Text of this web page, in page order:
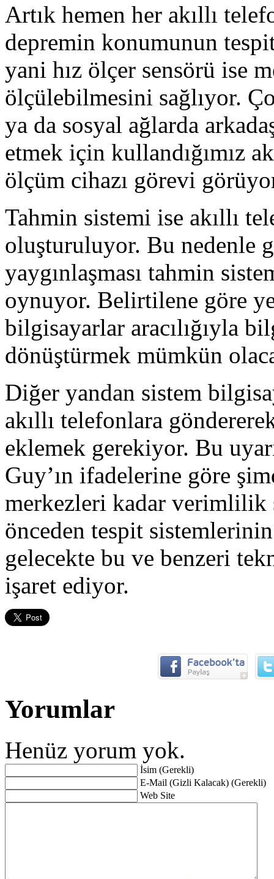
Artık hemen her akıllı
depremin konumunun
yani hız ölçer sensörü ise
ölçülebilmesini sağlıyor.
ya da sosyal ağlarda
etmek için kullandığımız
ölçüm cihazı görevi
Tahmin sistemi ise akıllı
oluşturuluyor. Bu nedenle
yaygınlaşması tahmin
oynuyor. Belirtilene göre
bilgisayarlar aracılığıyla
dönüştürmek mümkün
Diğer yandan sistem
akıllı telefonlara
eklemek gerekiyor. Bu
Guy’ın ifadelerine göre
merkezleri kadar verimlilik
önceden tespit
gelecekte bu ve benzeri
işaret ediyor.
Yorumlar
Henüz yorum yok.
İsim (Gerekli)
E-Mail (Gizli Kalacak) (Gerekli)
Web Site